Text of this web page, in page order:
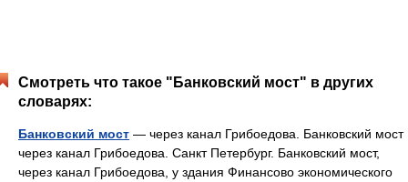
Смотреть что такое "Банковский мост" в других
словарях:
Банковский мост — через канал Грибоедова. Банковский мост
через канал Грибоедова. Санкт Петербург. Банковский мост,
через канал Грибоедова, у здания Финансово экономического